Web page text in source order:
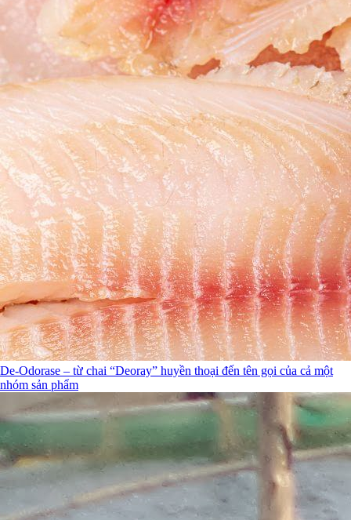
De-Odorase – từ chai “Deoray” huyền thoại đến tên gọi của cả một
nhóm sản phẩm